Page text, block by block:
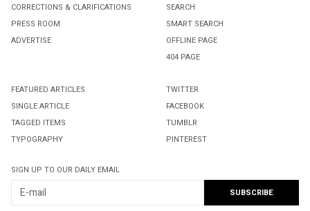
CORRECTIONS & CLARIFICATIONS
PRESS ROOM
ADVERTISE
SEARCH
SMART SEARCH
OFFLINE PAGE
404 PAGE
FEATURED ARTICLES
SINGLE ARTICLE
TAGGED ITEMS
TYPOGRAPHY
TWITTER
FACEBOOK
TUMBLR
PINTEREST
SIGN UP TO OUR DAILY EMAIL